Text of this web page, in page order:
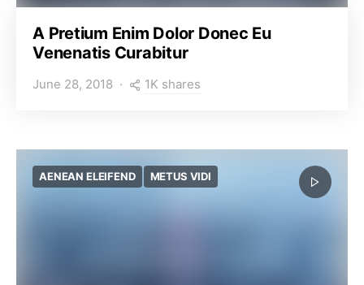
A Pretium Enim Dolor Donec Eu
Venenatis Curabitur
June 28, 2018 1K shares
AENEAN ELEIFEND METUS VIDI